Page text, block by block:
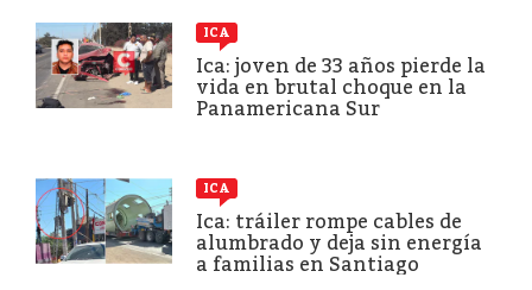
ICA
Ica: joven de 33 años pierde la
vida en brutal choque en la
Panamericana Sur
ICA
Ica: tráiler rompe cables de
alumbrado y deja sin energía
a familias en Santiago